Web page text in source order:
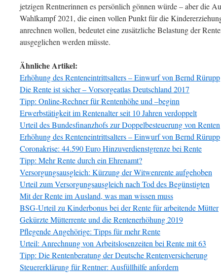
jetzigen Rentnerinnen es persönlich gönnen würde – aber die
Wahlkampf 2021, die einen vollen Punkt für die
anrechnen wollen, bedeutet eine zusätzliche Belastung der
ausgeglichen werden müsste.
Ähnliche Artikel:
Erhöhung des Renteneintrittsalters – Einwurf von Bernd Rürupp
Die Rente ist sicher – Vorsorgeatlas Deutschland 2017
Tipp: Online-Rechner für Rentenhöhe und –beginn
Erwerbstätigkeit im Rentenalter seit 10 Jahren verdoppelt
Urteil des Bundesfinanzhofs zur Doppelbesteuerung von Renten
Erhöhung des Renteneintrittsalters – Einwurf von Bernd Rürupp
Coronakrise: 44.590 Euro Hinzuverdienstgrenze bei Rente
Tipp: Mehr Rente durch ein Ehrenamt?
Versorgungsausgleich: Kürzung der Witwenrente aufgehoben
Urteil zum Versorgungsausgleich nach Tod des Begünstigten
Mit der Rente im Ausland, was man wissen muss
BSG-Urteil zu Kinderbonus bei der Rente für arbeitende Mütter
Gekürzte Mütterrente und die Rentenerhöhung 2019
Pflegende Angehörige: Tipps für mehr Rente
Urteil: Anrechnung von Arbeitslosenzeiten bei Rente mit 63
Tipp: Die Rentenberatung der Deutsche Rentenversicherung
Steuererklärung für Rentner: Ausfüllhilfe anfordern